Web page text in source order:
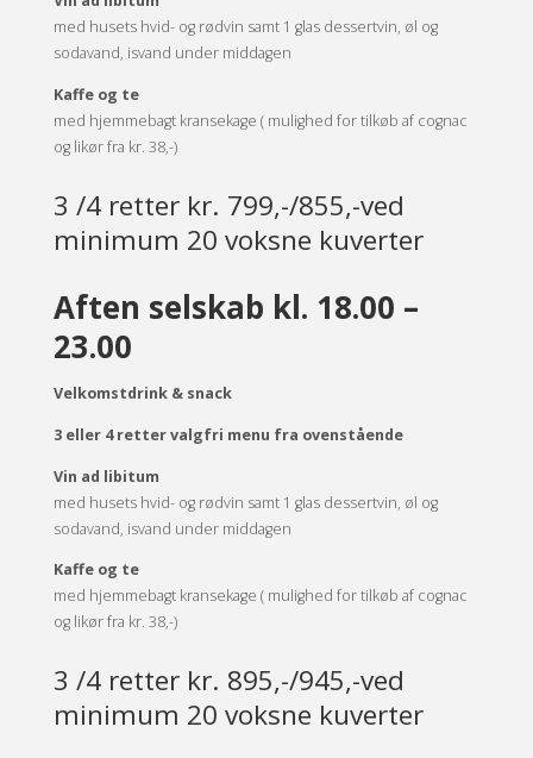
med husets hvid- og rødvin samt 1 glas dessertvin, øl og
sodavand, isvand under middagen
Kaffe og te
med hjemmebagt kransekage ( mulighed for tilkøb af cognac
og likør fra kr. 38,-)
3 /4 retter kr. 799,-/855,-ved
minimum 20 voksne kuverter
Aften selskab kl. 18.00 –
23.00
Velkomstdrink & snack
3 eller 4 retter valgfri menu fra ovenstående
Vin ad libitum
med husets hvid- og rødvin samt 1 glas dessertvin, øl og
sodavand, isvand under middagen
Kaffe og te
med hjemmebagt kransekage ( mulighed for tilkøb af cognac
og likør fra kr. 38,-)
3 /4 retter kr. 895,-/945,-ved
minimum 20 voksne kuverter